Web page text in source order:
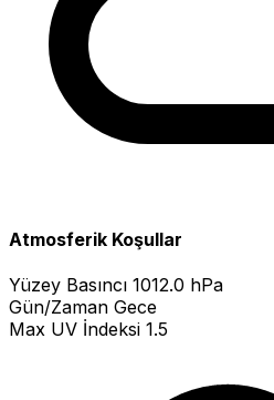
Atmosferik Koşullar
Yüzey Basıncı 1012.0 hPa
Gün/Zaman Gece
Max UV İndeksi 1.5